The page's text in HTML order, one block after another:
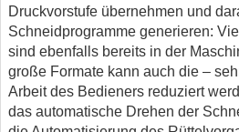
Druckvorstufe übernehmen und
Schneidprogramme generieren:
sind ebenfalls bereits in der
große Formate kann auch die –
Arbeit des Bedieners reduziert
das automatische Drehen der